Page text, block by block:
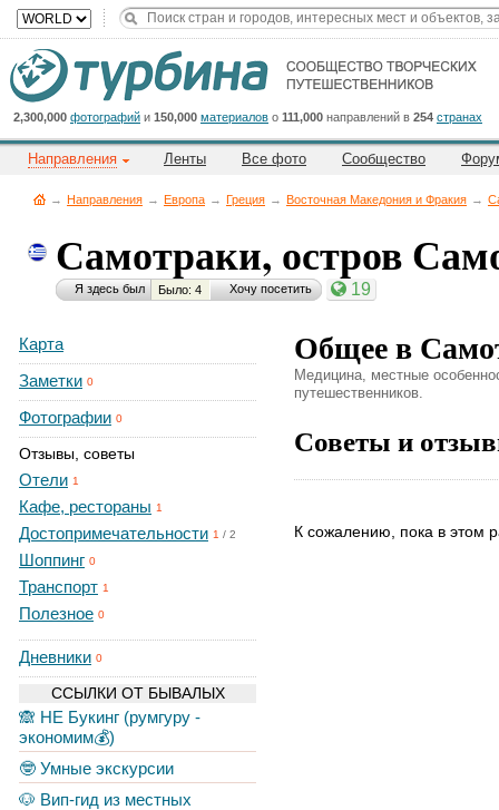
2,300,000 фотографий и 150,000 материалов о 111,000 направлений в 254 странах
Направления Ленты Все фото Сообщество
→ Направления → Европа → Греция → Восточная Македония и Фракия →
Самотраки, остров
Я здесь был Было: 4 Хочу посетить 19
Карта
Заметки 0
Фотографии 0
Отзывы, советы
Отели 1
Кафе, рестораны 1
Достопримечательности 1 / 2
Шоппинг 0
Транспорт 1
Полезное 0
Дневники 0
ССЫЛКИ ОТ БЫВАЛЫХ
🙈 НЕ Букинг (румгуру -
экономим💰)
🤓 Умные экскурсии
🐶 Вип-гид из местных
Общее в
Медицина, местные
путешественников.
Советы и
К сожалению, пока в этом
Cейчас
на
сайте:
Title
Button